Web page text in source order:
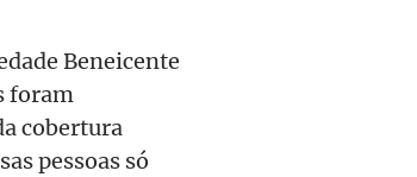
Beneicente
foram
cobertura
pessoas só